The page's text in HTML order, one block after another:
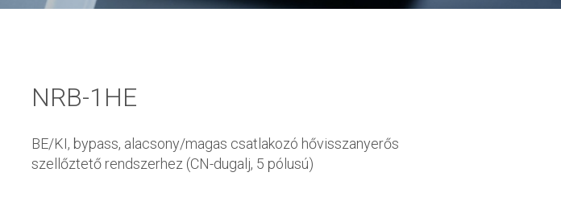
NRB-1HE
BE/KI, bypass, alacsony/magas csatlakozó hővisszanyerős
szellőztető rendszerhez (CN-dugalj, 5 pólusú)